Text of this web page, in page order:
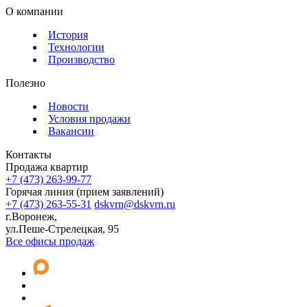
О компании
История
Технологии
Производство
Полезно
Новости
Условия продажи
Вакансии
Контакты
Продажа квартир
+7 (473) 263-99-77
Горячая линия (прием заявлений)
+7 (473) 263-55-31 dskvrn@dskvrn.ru
г.Воронеж,
ул.Пеше-Стрелецкая, 95
Все офисы продаж